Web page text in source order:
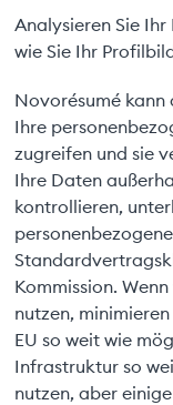
Analysieren Sie
wie Sie Ihr
Novorésumé
Ihre
zugreifen und sie
Ihre Daten
kontrollieren,
Kommission.
nutzen,
EU so weit wie
Infrastruktur so
nutzen, aber